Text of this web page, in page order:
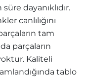
dayanıklıdır.
canlılığını
tam
parçaların
Kaliteli
tablo